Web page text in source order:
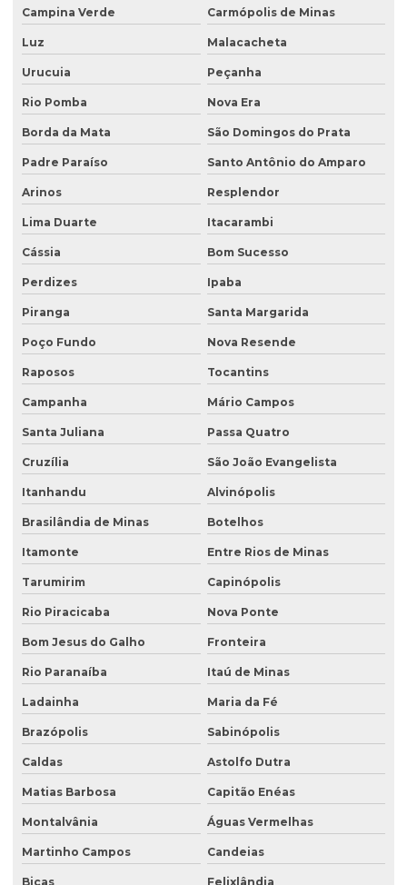
Recuperação de área degradada pela mineração
Recuperação de áreas ambientais degradadas
Recuperação de áreas ambientalmente degradadas
Recuperação de áreas degradadas e conservação do solo
Recuperação de áreas degradadas e passivos ambientais
Recuperação de áreas degradadas por regeneração natural
Recuperação de áreas degradadas com sistemas agroflorestais
Recuperação de áreas desmatadas
Reflorestamento recuperação de áreas degradadas
Relatório de investigação de passivo ambiental
Retirada de tanque de combustível subterrâneo
Retirada de tanque subterrâneo
Retirada de tanques
Serviço de consultoria ambiental
Serviço de desativação de tanque subterrâneo
Serviço de desativação de tanques
Serviço de licenciamento ambiental
Serviço de retirada de tanque subterrâneo
Serviço de sondagem
Sondagem ambiental
Sondagem geofísica
Sondagem geofísica poço artesiano
Sondagem geológica
Sondagem geotécnica
Sondagem de solo para construção
Campina Verde Carmópolis de Minas
Luz Malacacheta
Urucuia Peçanha
Rio Pomba Nova Era
Borda da Mata São Domingos do Prata
Padre Paraíso Santo Antônio do Amparo
Arinos Resplendor
Lima Duarte Itacarambi
Cássia Bom Sucesso
Perdizes Ipaba
Piranga Santa Margarida
Poço Fundo Nova Resende
Raposos Tocantins
Campanha Mário Campos
Santa Juliana Passa Quatro
Cruzília São João Evangelista
Itanhandu Alvinópolis
Brasilândia de Minas Botelhos
Itamonte Entre Rios de Minas
Tarumirim Capinópolis
Rio Piracicaba Nova Ponte
Bom Jesus do Galho Fronteira
Rio Paranaíba Itaú de Minas
Ladainha Maria da Fé
Brazópolis Sabinópolis
Caldas Astolfo Dutra
Matias Barbosa Capitão Enéas
Montalvânia Águas Vermelhas
Martinho Campos Candeias
Bicas Felixlândia